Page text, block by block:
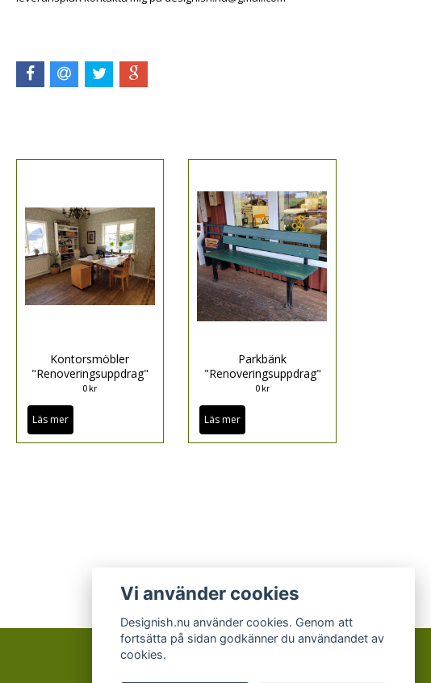
Kontorsmöbler
"Renoveringsuppdrag"
0 kr
Läs mer
Parkbänk
"Renoveringsuppdrag"
0 kr
Läs mer
Vi använder cookies
Designish.nu använder cookies. Genom att
fortsätta på sidan godkänner du användandet av
cookies.